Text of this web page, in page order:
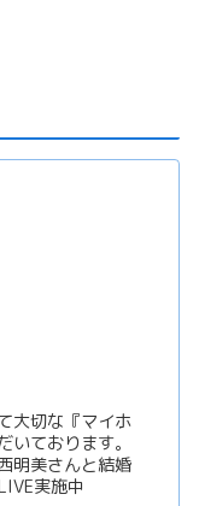
大切な『マイホ
ております。
明美さんと結婚
実施中